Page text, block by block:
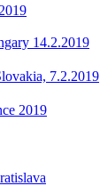
14.2.2019
7.2.2019
2019